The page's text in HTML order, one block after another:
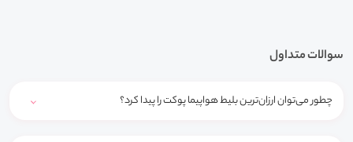
سوالات متداول
چطور می‌توان ارزان‌ترین بلیط هواپیما پوکت را پیدا کرد؟